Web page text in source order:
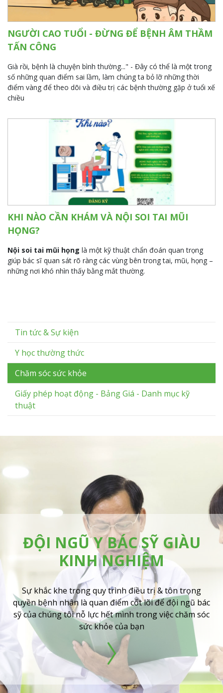
NGƯỜI CAO TUỔI - ĐỪNG ĐỂ BỆNH ÂM THẦM
TẤN CÔNG
Già rồi, bệnh là chuyện bình thường..." - Đây có thể là một trong
số những quan điểm sai lầm, làm chúng ta bỏ lỡ những thời
điểm vàng để theo dõi và điều trị các bệnh thường gặp ở tuổi xế
chiều
23/05/2025
KHI NÀO CẦN KHÁM VÀ NỘI SOI TAI MŨI
HỌNG?
Nội soi tai mũi họng là một kỹ thuật chẩn đoán quan trọng
giúp bác sĩ quan sát rõ ràng các vùng bên trong tai, mũi, họng –
những nơi khó nhìn thấy bằng mắt thường.
Tin tức & Sự kiện
Y học thường thức
Chăm sóc sức khỏe
Giấy phép hoạt động - Bảng Giá - Danh mục kỹ
thuật
ĐỘI NGŨ Y BÁC SỸ GIÀU
KINH NGHIỆM
Sự khắc khe trong quy trình điều trị & tôn trọng
quyền bệnh nhân là quan điểm cốt lõi để đội ngũ bác
sỹ của chúng tôi nỗ lực hết mình trong việc chăm sóc
sức khỏe của bạn